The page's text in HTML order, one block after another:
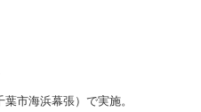
市海浜幕張）で実施。